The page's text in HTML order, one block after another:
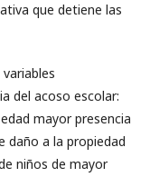
que detiene las
del acoso escolar:
mayor presencia
daño a la propiedad
niños de mayor